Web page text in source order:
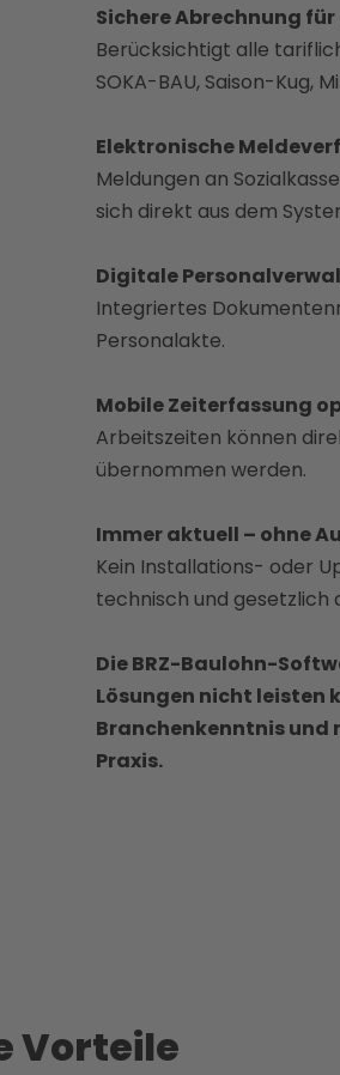
Sichere Abrechnung
Berücksichtigt alle
SOKA-BAU, Saison-Kug,
Elektronische
Meldungen an
sich direkt aus dem
Digitale
Integriertes
Personalakte.
Mobile Zeiterfassung
Arbeitszeiten können
übernommen werden.
Immer aktuell – ohne
Kein Installations- oder
technisch und gesetzlich
Die BRZ-Baulohn-
Lösungen nicht leisten
Branchenkenntnis und
Praxis.
Vorteile